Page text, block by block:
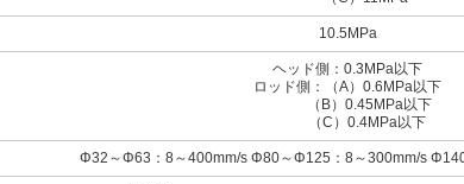
10.5MPa
ヘッド側：0.3MPa以下
ロッド側：（A）0.6MPa以下
（B）0.45MPa以下
（C）0.4MPa以下
Φ32～Φ63：8～400mm/s Φ80～Φ125：8～300mm/s